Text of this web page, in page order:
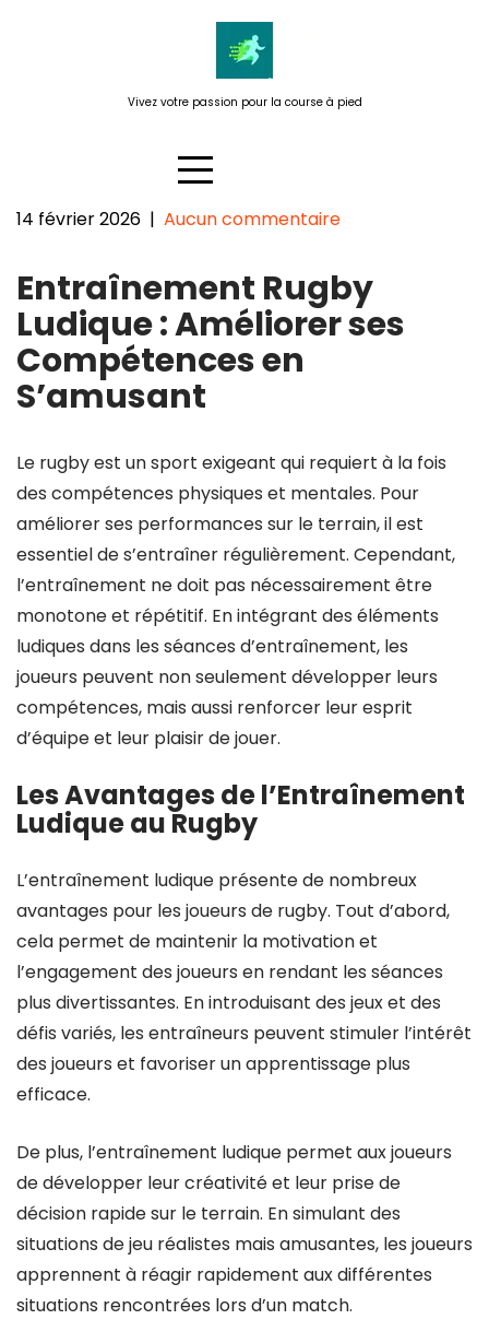
Vivez votre passion pour la course à pied
d’entraînement rugby avec des
exercices ludiques
14 février 2026 | Aucun commentaire
Entraînement Rugby
Ludique : Améliorer ses
Compétences en
S’amusant
Le rugby est un sport exigeant qui requiert à la fois
des compétences physiques et mentales. Pour
améliorer ses performances sur le terrain, il est
essentiel de s’entraîner régulièrement. Cependant,
l’entraînement ne doit pas nécessairement être
monotone et répétitif. En intégrant des éléments
ludiques dans les séances d’entraînement, les
joueurs peuvent non seulement développer leurs
compétences, mais aussi renforcer leur esprit
d’équipe et leur plaisir de jouer.
Les Avantages de l’Entraînement
Ludique au Rugby
L’entraînement ludique présente de nombreux
avantages pour les joueurs de rugby. Tout d’abord,
cela permet de maintenir la motivation et
l’engagement des joueurs en rendant les séances
plus divertissantes. En introduisant des jeux et des
défis variés, les entraîneurs peuvent stimuler l’intérêt
des joueurs et favoriser un apprentissage plus
efficace.
De plus, l’entraînement ludique permet aux joueurs
de développer leur créativité et leur prise de
décision rapide sur le terrain. En simulant des
situations de jeu réalistes mais amusantes, les joueurs
apprennent à réagir rapidement aux différentes
situations rencontrées lors d’un match.